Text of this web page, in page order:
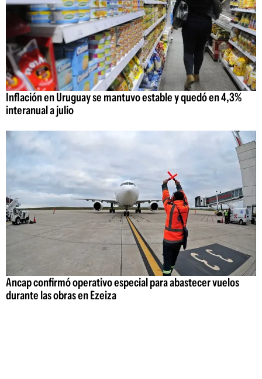
Inflación en Uruguay se mantuvo estable y quedó en 4,3%
interanual a julio
Ancap confirmó operativo especial para abastecer vuelos
durante las obras en Ezeiza